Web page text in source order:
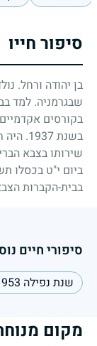
סיפור חייו
בן יהודה ורחל.
שבגרמניה. למד
בקורסים
בשנת1937. היה
שירותו בצבא
ביום י"ט בכסלו
בבית-הקברות
סיפורי חיים
שנת נפילה 1953
מקום